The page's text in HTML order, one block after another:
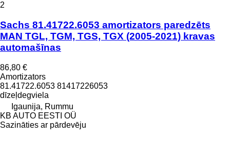
2
Sachs 81.41722.6053 amortizators paredzēts
MAN TGL, TGM, TGS, TGX (2005-2021) kravas
automašīnas
86,80 €
Amortizators
81.41722.6053 81417226053
dīzeļdegviela
Igaunija, Rummu
KB AUTO EESTI OÜ
Sazināties ar pārdevēju